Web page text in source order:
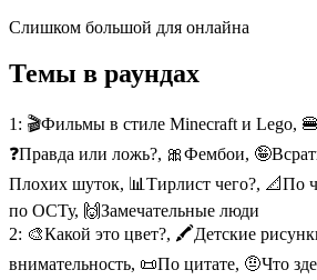
Слишком большой для онлайна
Темы в раундах
1: 🎬Фильмы в стиле Minecraft и Lego,
❓Правда или ложь?, 🎀Фембои,
Плохих шуток, 📊Тирлист чего?, 📐По
по ОСТу, 🙌Замечательные люди
2: 🎨Какой это цвет?, 🖍️Детские
внимательность, 📜По цитате, 🤨Что